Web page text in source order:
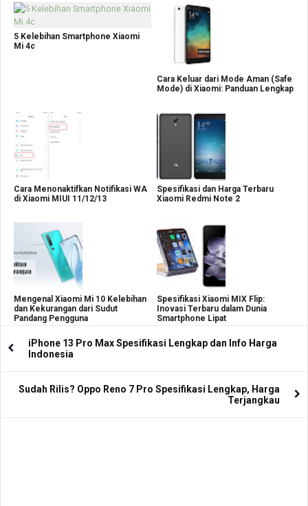
5 Kelebihan Smartphone Xiaomi
Mi 4c
Cara Keluar dari Mode Aman (Safe
Mode) di Xiaomi: Panduan Lengkap
Cara Menonaktifkan Notifikasi WA
di Xiaomi MIUI 11/12/13
Spesifikasi dan Harga Terbaru
Xiaomi Redmi Note 2
Mengenal Xiaomi Mi 10 Kelebihan
dan Kekurangan dari Sudut
Pandang Pengguna
Spesifikasi Xiaomi MIX Flip:
Inovasi Terbaru dalam Dunia
Smartphone Lipat
iPhone 13 Pro Max Spesifikasi Lengkap dan Info Harga
Indonesia
Sudah Rilis? Oppo Reno 7 Pro Spesifikasi Lengkap, Harga
Terjangkau